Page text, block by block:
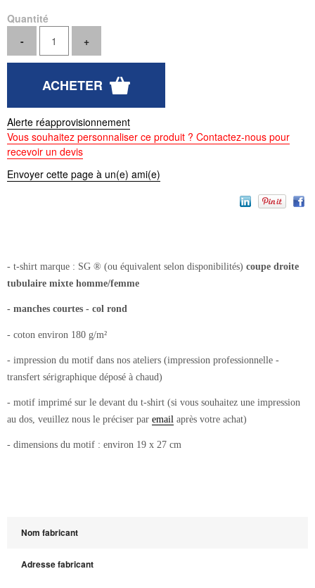
Quantité
Alerte réapprovisionnement
Vous souhaitez personnaliser ce produit ? Contactez-nous pour
recevoir un devis
Envoyer cette page à un(e) ami(e)
- t-shirt marque : SG ® (ou équivalent selon disponibilités) coupe droite
tubulaire mixte homme/femme
- manches courtes - col rond
- coton environ 180 g/m²
- impression du motif dans nos ateliers (impression professionnelle -
transfert sérigraphique déposé à chaud)
- motif imprimé sur le devant du t-shirt (si vous souhaitez une impression
au dos, veuillez nous le préciser par email après votre achat)
- dimensions du motif : environ 19 x 27 cm
Nom fabricant
Adresse fabricant